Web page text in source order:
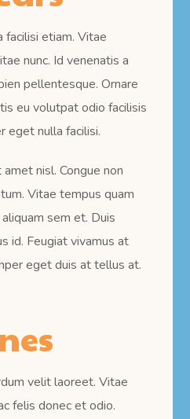
etiam. Vitae
nunc. Id venenatis a
pellentesque. Ornare
eu volutpat odio facilisis
eget nulla facilisi.
nisl. Congue non
Vitae tempus quam
sem et. Duis
id. Feugiat vivamus at
eget duis at tellus at.
velit laoreet. Vitae
felis donec et odio.